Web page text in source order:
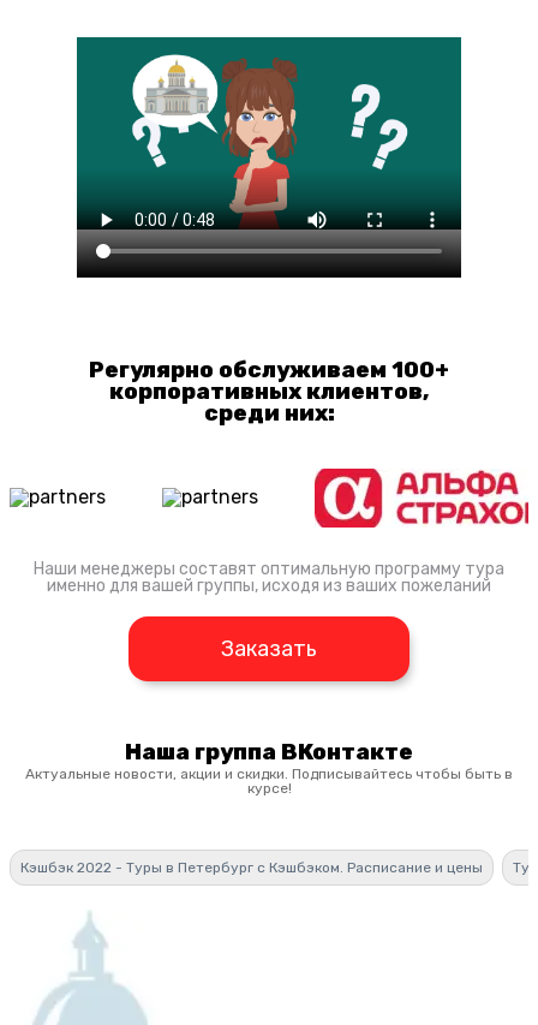
Регулярно обслуживаем 100+
корпоративных клиентов,
среди них:
Наши менеджеры составят оптимальную программу тура
именно для вашей группы, исходя из ваших пожеланий
Заказать
Наша группа ВКонтакте
Актуальные новости, акции и скидки. Подписывайтесь чтобы быть в
курсе!
Кэшбэк 2022 - Туры в Петербург с Кэшбэком. Расписание и цены